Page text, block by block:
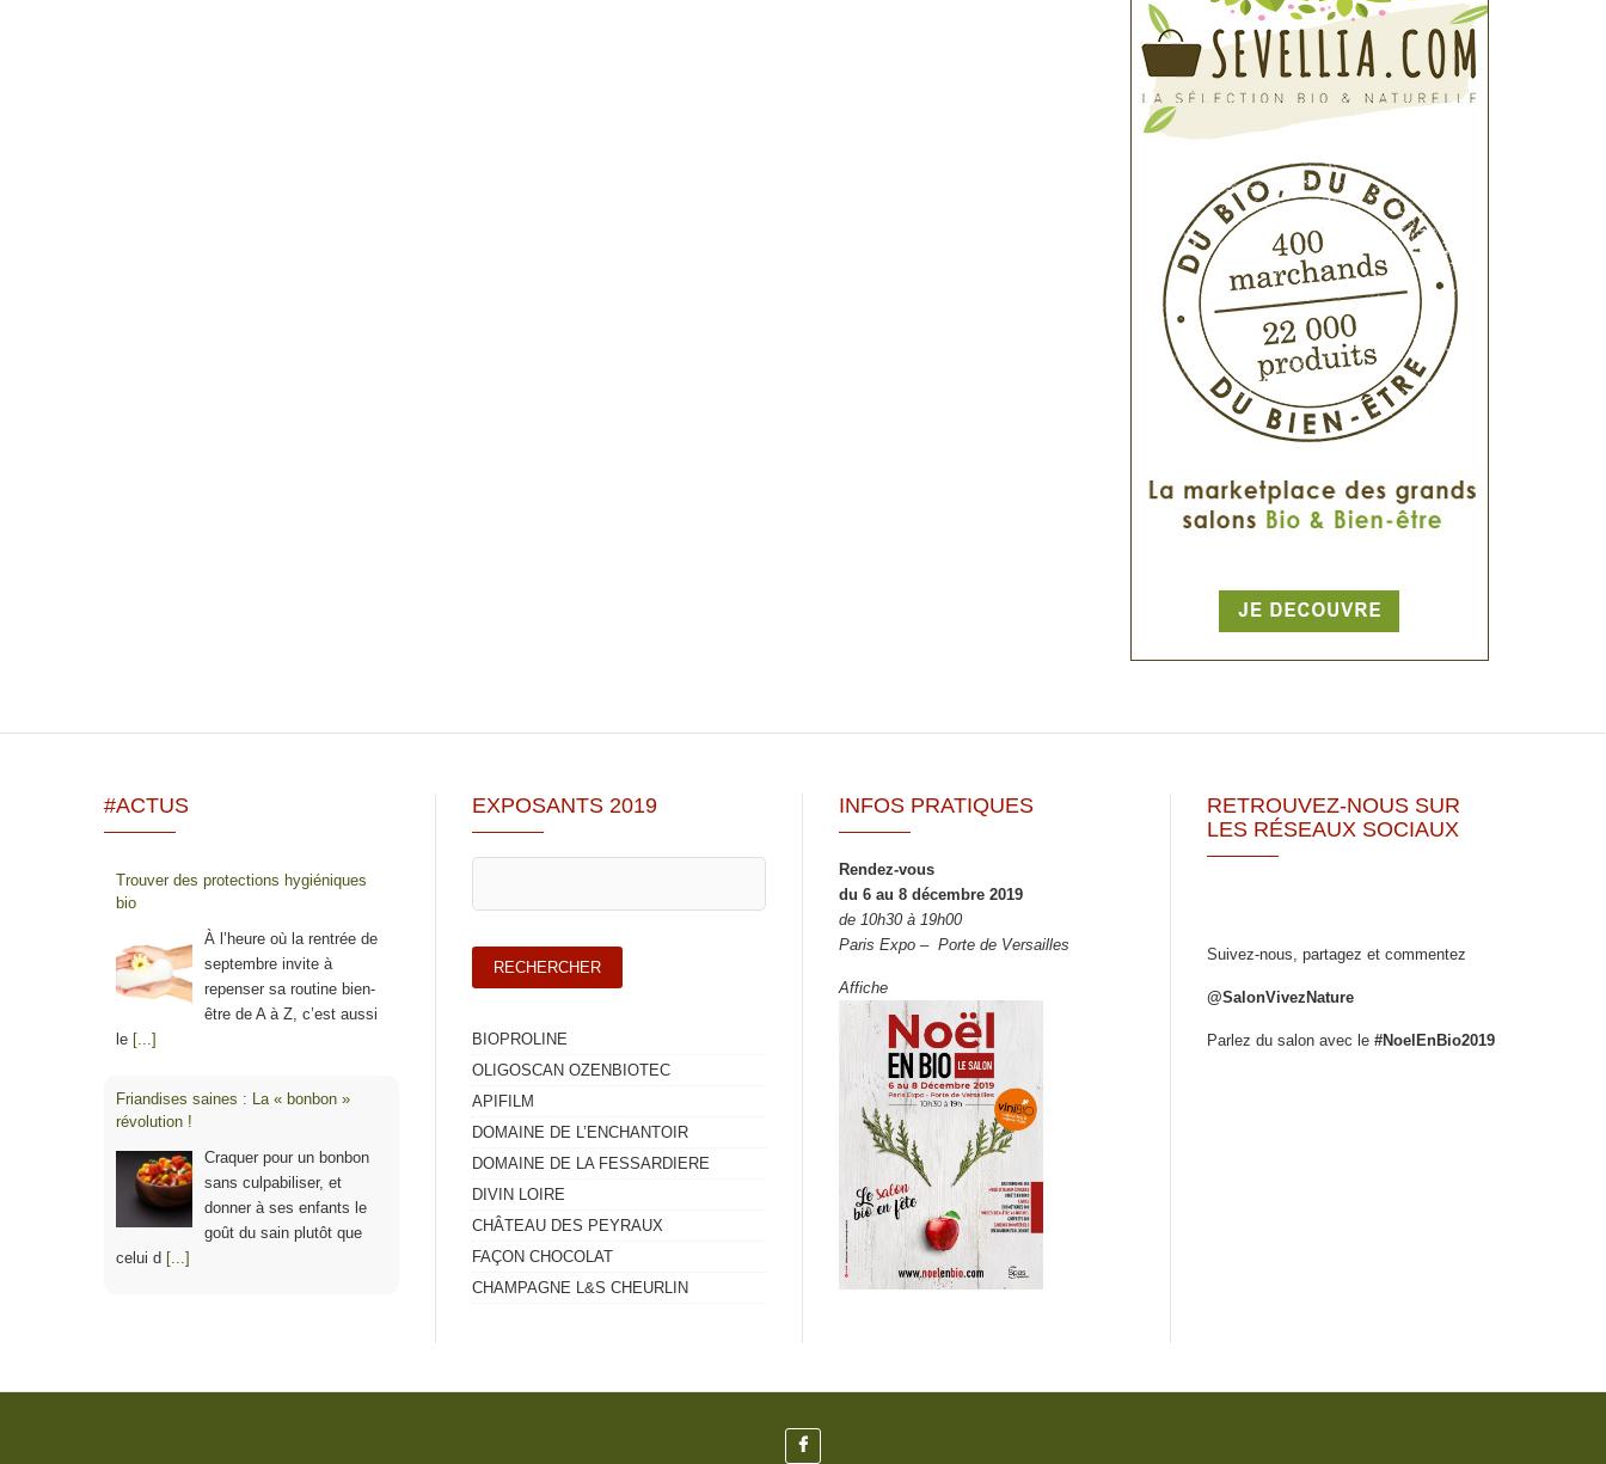
#ACTUS
Trouver des protections hygiéniques
bio
À l’heure où la rentrée de
septembre invite à
repenser sa routine bien-
être de A à Z, c’est aussi
le [...]
Friandises saines : La « bonbon »
révolution !
Craquer pour un bonbon
sans culpabiliser, et
donner à ses enfants le
goût du sain plutôt que
celui d [...]
EXPOSANTS 2019
BIOPROLINE
OLIGOSCAN OZENBIOTEC
APIFILM
DOMAINE DE L’ENCHANTOIR
DOMAINE DE LA FESSARDIERE
DIVIN LOIRE
CHÂTEAU DES PEYRAUX
FAÇON CHOCOLAT
CHAMPAGNE L&S CHEURLIN
INFOS PRATIQUES
Rendez-vous
du 6 au 8 décembre 2019
de 10h30 à 19h00
Paris Expo – Porte de Versailles
Affiche
RETROUVEZ-NOUS SUR
LES RÉSEAUX SOCIAUX
Suivez-nous, partagez et commentez
@SalonVivezNature
Parlez du salon avec le #NoelEnBio2019